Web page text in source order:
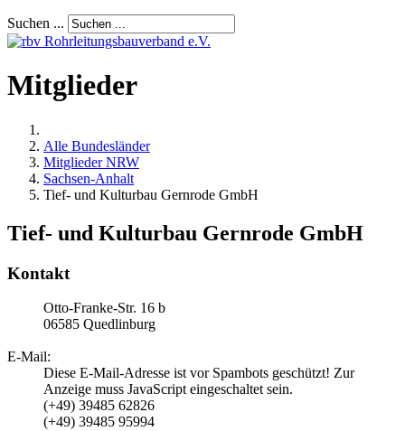
Suchen ...
Mitglieder
Alle Bundesländer
Mitglieder NRW
Sachsen-Anhalt
Tief- und Kulturbau Gernrode GmbH
Tief- und Kulturbau Gernrode GmbH
Kontakt
Otto-Franke-Str. 16 b
06585 Quedlinburg
E-Mail:
Diese E-Mail-Adresse ist vor Spambots geschützt! Zur
Anzeige muss JavaScript eingeschaltet sein.
(+49) 39485 62826
(+49) 39485 95994